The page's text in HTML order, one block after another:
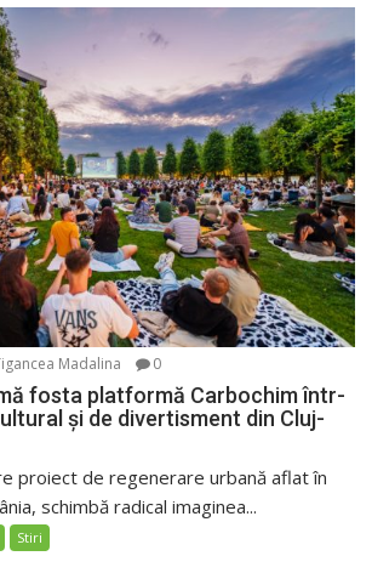
Madalina 0
fosta platformă Carbochim într-
și de divertisment din Cluj-
proiect de regenerare urbană aflat în
schimbă radical imaginea...
Stiri